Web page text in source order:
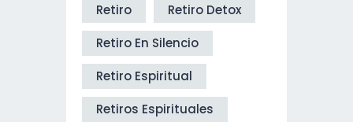
Retiro
Retiro Detox
Retiro En Silencio
Retiro Espiritual
Retiros Espirituales